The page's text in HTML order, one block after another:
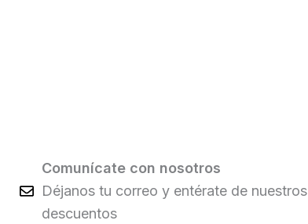
Comunícate con nosotros
Déjanos tu correo y entérate de nuestros
descuentos